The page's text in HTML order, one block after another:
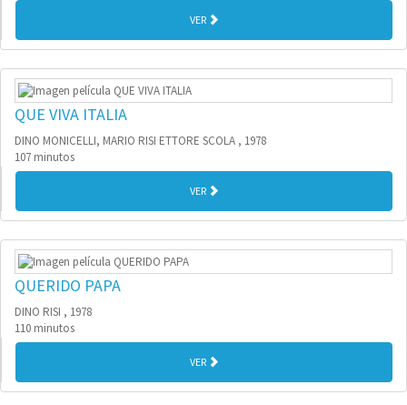
VER
QUE VIVA ITALIA
DINO MONICELLI, MARIO RISI ETTORE SCOLA , 1978
107 minutos
VER
QUERIDO PAPA
DINO RISI , 1978
110 minutos
VER